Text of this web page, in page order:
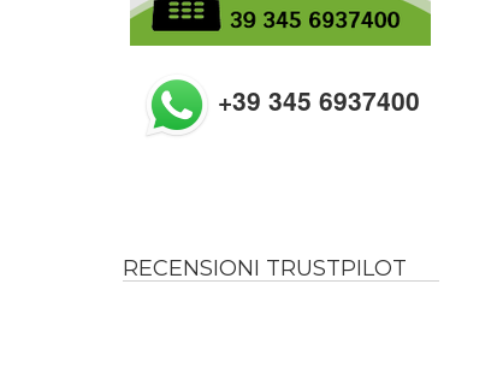
+39 345 6937400
RECENSIONI TRUSTPILOT